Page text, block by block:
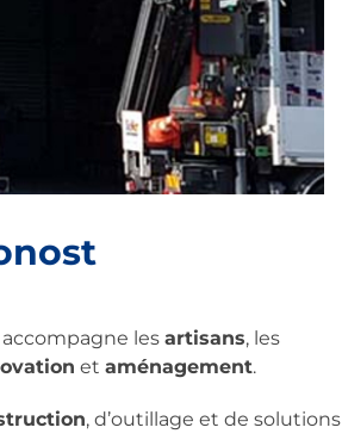
les artisans, les
et aménagement.
, d’outillage et de solutions